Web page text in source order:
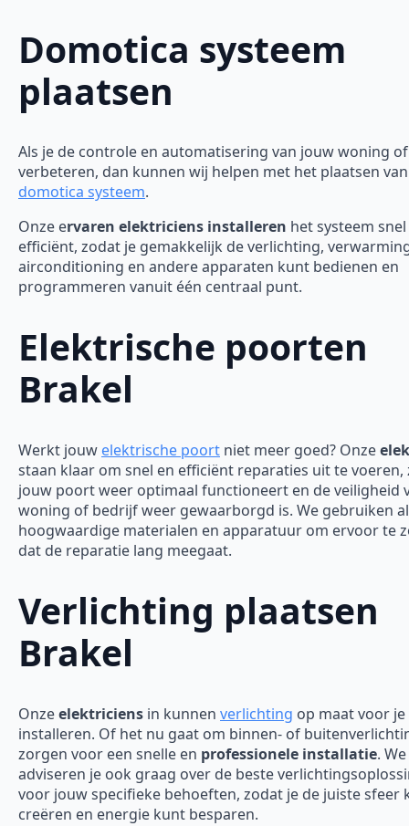
Domotica systeem
plaatsen
Als je de controle en automatisering van jouw woning
verbeteren, dan kunnen wij helpen met het plaatsen
domotica systeem.
Onze ervaren elektriciens installeren het systeem
efficiënt, zodat je gemakkelijk de verlichting,
airconditioning en andere apparaten kunt bedienen en
programmeren vanuit één centraal punt.
Elektrische poorten
Brakel
Werkt jouw elektrische poort niet meer goed? Onze
staan klaar om snel en efficiënt reparaties uit te voeren,
jouw poort weer optimaal functioneert en de veiligheid
woning of bedrijf weer gewaarborgd is. We gebruiken
hoogwaardige materialen en apparatuur om ervoor te
dat de reparatie lang meegaat.
Verlichting plaatsen
Brakel
Onzeelektriciens in kunnen verlichting op maat voor je
installeren. Of het nu gaat om binnen- of
zorgen voor een snelle en professionele installatie. We
adviseren je ook graag over de beste
voor jouw specifieke behoeften, zodat je de juiste sfeer
creëren en energie kunt besparen.